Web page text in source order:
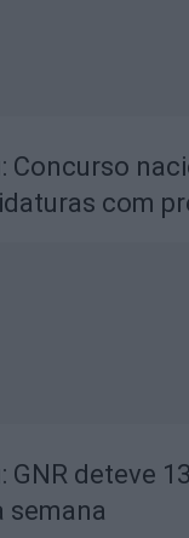
Concurso
com
GNR deteve
semana